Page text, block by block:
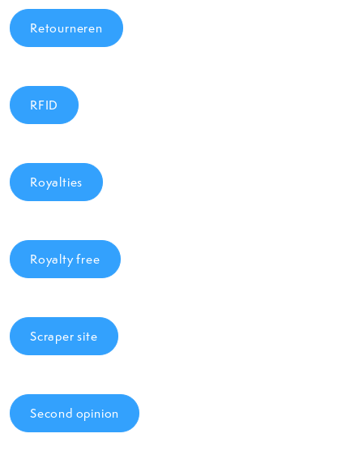
Retourneren
RFID
Royalties
Royalty free
Scraper site
Second opinion